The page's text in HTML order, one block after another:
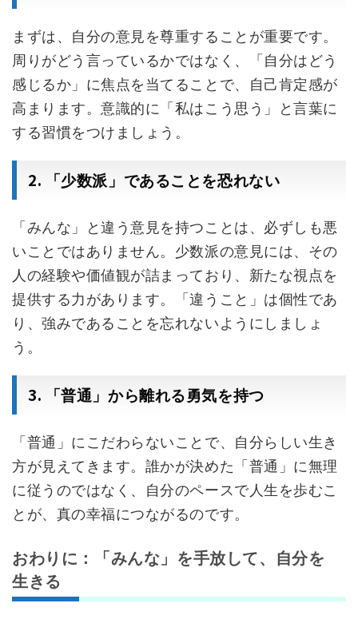
まずは、自分の意見を尊重することが重要です。
周りがどう言っているかではなく、「自分はどう
感じるか」に焦点を当てることで、自己肯定感が
高まります。意識的に「私はこう思う」と言葉に
する習慣をつけましょう。
2. 「少数派」であることを恐れない
「みんな」と違う意見を持つことは、必ずしも悪
いことではありません。少数派の意見には、その
人の経験や価値観が詰まっており、新たな視点を
提供する力があります。「違うこと」は個性であ
り、強みであることを忘れないようにしましょ
う。
3. 「普通」から離れる勇気を持つ
「普通」にこだわらないことで、自分らしい生き
方が見えてきます。誰かが決めた「普通」に無理
に従うのではなく、自分のペースで人生を歩むこ
とが、真の幸福につながるのです。
おわりに：「みんな」を手放して、自分を
生きる